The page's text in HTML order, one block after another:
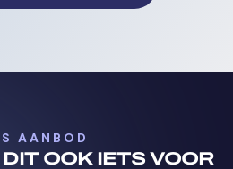
AANBOD
OOK IETS VOOR